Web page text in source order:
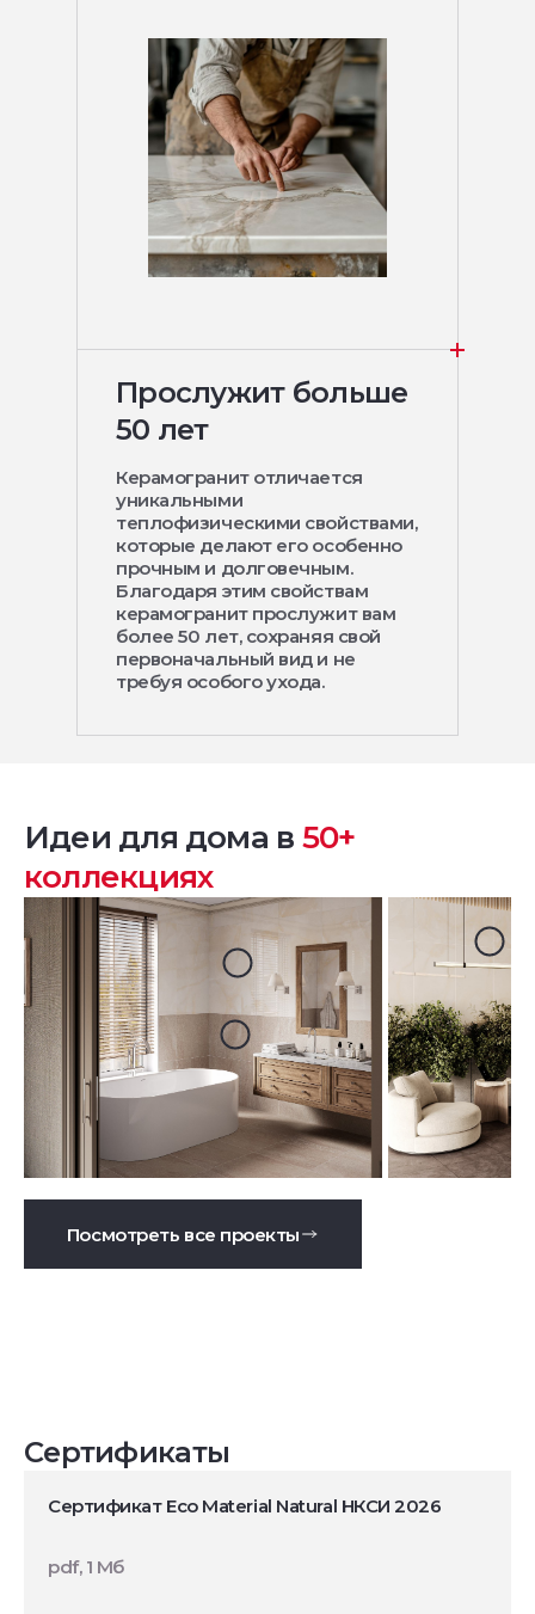
Прослужит больше
50 лет
Керамогранит отличается
уникальными
теплофизическими свойствами,
которые делают его особенно
прочным и долговечным.
Благодаря этим свойствам
керамогранит прослужит вам
более 50 лет, сохраняя свой
первоначальный вид и не
требуя особого ухода.
Идеи для дома в 50+
коллекциях
Посмотреть все проекты
Сертификаты
Сертификат Eco Material Natural НКСИ 2026
pdf, 1 Мб